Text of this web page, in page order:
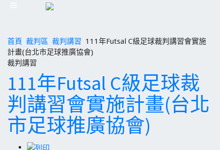
首頁 裁判區 裁判講習 111年Futsal C級足球裁判講習會實施
計畫(台北市足球推廣協會)
裁判講習
111年Futsal C級足球裁
判講習會實施計畫(台北
市足球推廣協會)